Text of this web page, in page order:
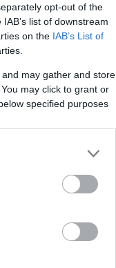
opt-out of the
list of downstream
on the IAB’s List of
may gather and store
may click to grant or
specified purposes